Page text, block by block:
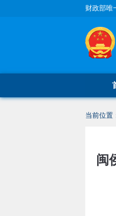
财政部唯
当前位置
闽